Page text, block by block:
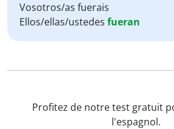
Vosotros/as fuerais
Ellos/ellas/ustedes fueran
Profitez de notre test gratuit
l'espagnol.